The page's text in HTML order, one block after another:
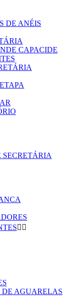
DE ANÉIS
CAPACIDE
SECRETÁRIA
 
AGUARELAS